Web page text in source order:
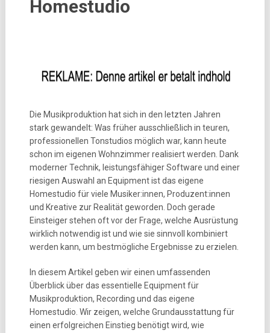
Homestudio
Die Musikproduktion hat sich in den letzten Jahren
stark gewandelt: Was früher ausschließlich in teuren,
professionellen Tonstudios möglich war, kann heute
schon im eigenen Wohnzimmer realisiert werden. Dank
moderner Technik, leistungsfähiger Software und einer
riesigen Auswahl an Equipment ist das eigene
Homestudio für viele Musiker:innen, Produzent:innen
und Kreative zur Realität geworden. Doch gerade
Einsteiger stehen oft vor der Frage, welche Ausrüstung
wirklich notwendig ist und wie sie sinnvoll kombiniert
werden kann, um bestmögliche Ergebnisse zu erzielen.
In diesem Artikel geben wir einen umfassenden
Überblick über das essentielle Equipment für
Musikproduktion, Recording und das eigene
Homestudio. Wir zeigen, welche Grundausstattung für
einen erfolgreichen Einstieg benötigt wird, wie